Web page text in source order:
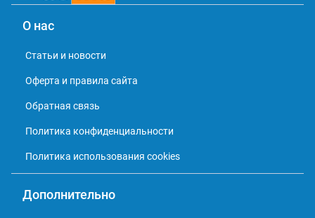
О нас
Статьи и новости
Оферта и правила сайта
Обратная связь
Политика конфиденциальности
Политика использования cookies
Дополнительно